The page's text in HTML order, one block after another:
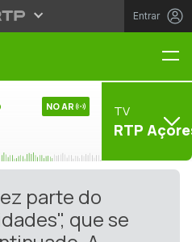
Entrar
NO AR TV
RTP
parte do
que se